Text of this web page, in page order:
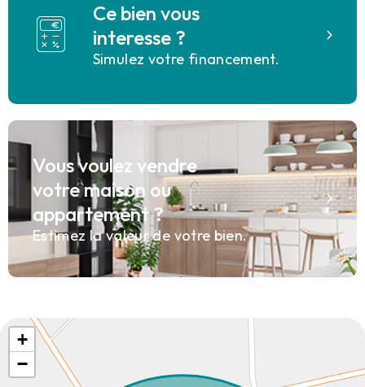
Ce bien vous
interesse ?
Simulez votre financement.
Vous voulez vendre
votre maison ou
appartement ?
Estimez la valeur de votre bien.
+
−